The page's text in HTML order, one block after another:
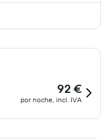
92 €
por noche, incl. IVA